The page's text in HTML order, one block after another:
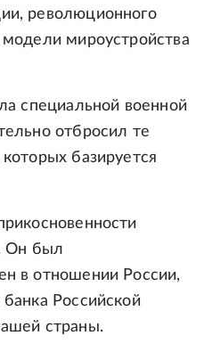
революционного
мироустройства
специальной военной
отбросил те
базируется
Он был
в отношении России,
Российской
страны.